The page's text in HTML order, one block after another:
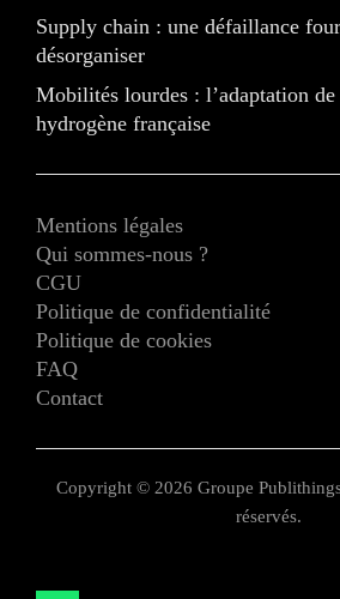
Supply chain : une défaillance
désorganiser
Mobilités lourdes : l’adaptation
hydrogène française
Mentions légales
Qui sommes-nous ?
CGU
Politique de confidentialité
Politique de cookies
FAQ
Contact
Copyright © 2026 Groupe
réservés.